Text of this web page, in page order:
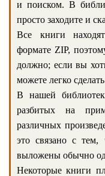
и поиском. В
просто заходите и
Все книги
формате ZIP,
должно; если вы
можете легко
В нашей
разбитых на
различных
это связано с тем,
выложены обычно
Некоторые книги